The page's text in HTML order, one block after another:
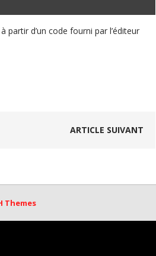
partir d’un code fourni par l’éditeur
ARTICLE SUIVANT
Themes